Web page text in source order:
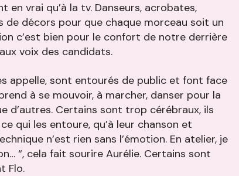
en vrai qu’à la tv. Danseurs, acrobates,
décors pour que chaque morceau soit un
c’est bien pour le confort de notre derrière
voix des candidats.
appelle, sont entourés de public et font face
à se mouvoir, à marcher, danser pour la
d’autres. Certains sont trop cérébraux, ils
qui les entoure, qu’à leur chanson et
n’est rien sans l’émotion. En atelier, je
“, cela fait sourire Aurélie. Certains sont
Flo.